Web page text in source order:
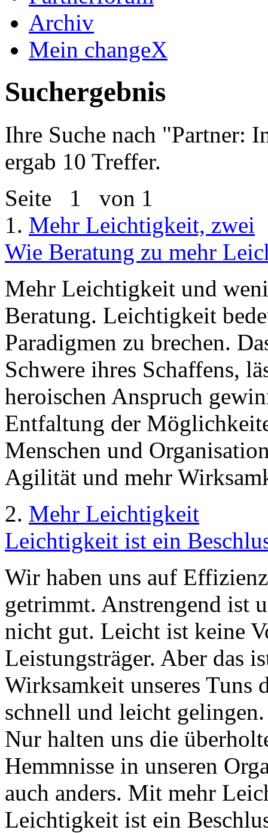
Archiv
Mein changeX
Suchergebnis
Ihre Suche nach "Partner:
ergab 10 Treffer.
Seite 1 von 1
1. Mehr Leichtigkeit, zwei
Wie Beratung zu mehr
Mehr Leichtigkeit und
Beratung. Leichtigkeit
Paradigmen zu brechen.
Schwere ihres Schaffens,
heroischen Anspruch
Entfaltung der
Menschen und
Agilität und mehr
2. Mehr Leichtigkeit
Leichtigkeit ist ein
Wir haben uns auf
getrimmt. Anstrengend ist
nicht gut. Leicht ist keine
Leistungsträger. Aber das
Wirksamkeit unseres Tuns
schnell und leicht
Nur halten uns die
Hemmnisse in unseren
auch anders. Mit mehr
Leichtigkeit ist ein